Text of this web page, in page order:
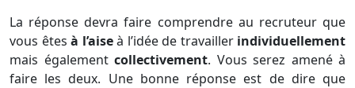
La réponse devra faire comprendre au recruteur que
vous êtes à l’aiseà l’idée de travailler individuellement
mais également collectivement. Vous serez amené à
faire les deux. Une bonne réponse est de dire que